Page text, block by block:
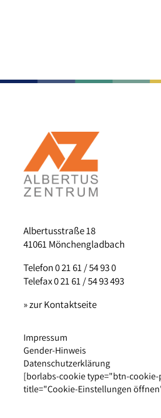
Albertusstraße 18
41061 Mönchengladbach
Telefon 0 21 61 / 54 93 0
Telefax 0 21 61 / 54 93 493
» zur Kontaktseite
Impressum
Gender-Hinweis
Datenschutzerklärung
[borlabs-cookie type="btn-cookie-
title="Cookie-Einstellungen